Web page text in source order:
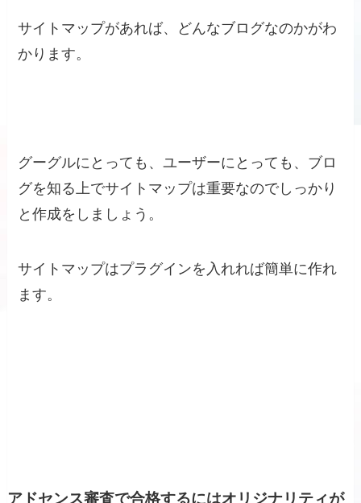
サイトマップがあれば、どんなブログなのかがわ
かります。
グーグルにとっても、ユーザーにとっても、ブロ
グを知る上でサイトマップは重要なのでしっかり
と作成をしましょう。
サイトマップはプラグインを入れれば簡単に作れ
ます。
アドセンス審査で合格するにはオリジナリティが